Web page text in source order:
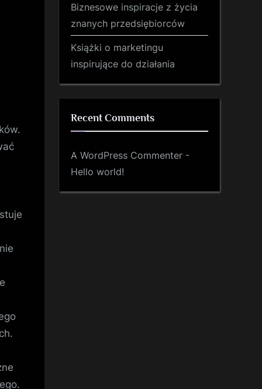
Biznesowe inspiracje z życia
znanych przedsiębiorców
Książki o marketingu
inspirujące do działania
Recent Comments
A WordPress Commenter -
Hello world!